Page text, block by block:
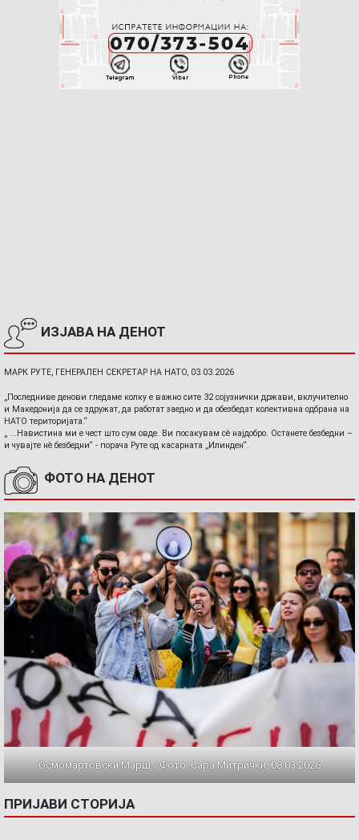
ИЗЈАВА НА ДЕНОТ
МАРК РУТЕ, ГЕНЕРАЛЕН СЕКРЕТАР НА НАТО, 03.03.2026
„Последниве денови гледаме колку е важно сите 32 сојузнички држави, вклучително
и Македонија да се здружат, да работат заедно и да обезбедат колективна одбрана на
НАТО територијата.“
„ ...Навистина ми е чест што сум овде. Ви посакувам сè најдобро. Останете безбедни –
и чувајте нè безбедни“ - порача Руте од касарната „Илинден“.
ФОТО НА ДЕНОТ
Осмомартовски Марш / Фото: Сара Митрички, 08.03.2026
ПРИЈАВИ СТОРИЈА